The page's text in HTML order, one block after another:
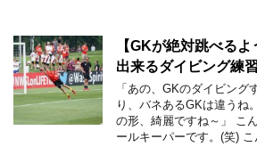
【GKが絶対跳べる
出来るダイビング練
「あの、GKのダイビン
り、バネあるGKは違うね
の形、綺麗ですね～」 こ
ールキーパーです。(笑) こ